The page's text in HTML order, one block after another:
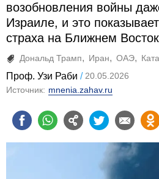
возобновления войны
Израиле, и это
страха на Ближнем
Дональд Трамп Иран ОАЭ
Проф. Узи Раби
20.05.2026
Источник: mnenia.zahav.ru